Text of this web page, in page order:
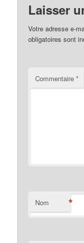
Laisser
Votre adresse e-
obligatoires sont
Commentaire*
Nom *